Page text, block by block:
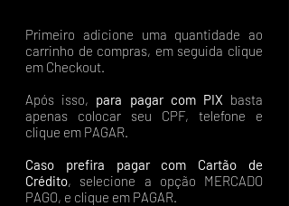
Primeiro adicione uma quantidade ao
carrinho de compras, em seguida clique
em Checkout.
Após isso, para pagar com PIX basta
apenas colocar seu CPF, telefone e
clique em PAGAR.
Caso prefira pagar com Cartão de
Crédito, selecione a opção MERCADO
PAGO, e clique em PAGAR.